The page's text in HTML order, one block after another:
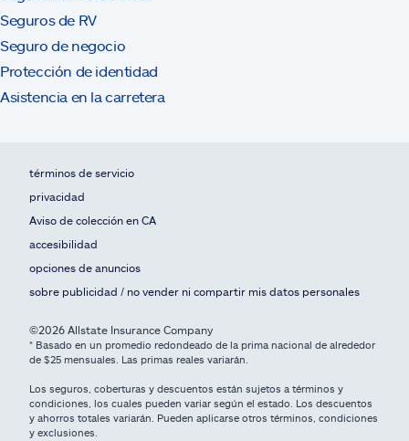
Seguros de RV
Seguro de negocio
Protección de identidad
Asistencia en la carretera
términos de servicio
privacidad
Aviso de colección en CA
accesibilidad
opciones de anuncios
sobre publicidad / no vender ni compartir mis datos personales
©2026 Allstate Insurance Company
* Basado en un promedio redondeado de la prima nacional de alrededor
de $25 mensuales. Las primas reales variarán.
Los seguros, coberturas y descuentos están sujetos a términos y
condiciones, los cuales pueden variar según el estado. Los descuentos
y ahorros totales variarán. Pueden aplicarse otros términos, condiciones
y exclusiones.